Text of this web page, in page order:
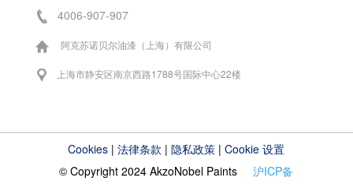
4006-907-907
阿克苏诺贝尔油漆（上海）有限公司
上海市静安区南京西路1788号国际中心22楼
Cookies |法律条款 |隐私政策 |Cookie 设置
© Copyright 2024 AkzoNobel Paints沪ICP备